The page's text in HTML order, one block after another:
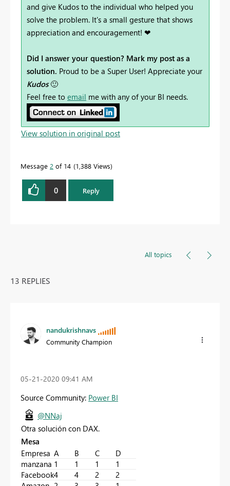
and give Kudos to the individual who helped you
solve the problem. It's a small gesture that shows
appreciation and encouragement! ❤
Did I answer your question? Mark my post as a
solution. Proud to be a Super User! Appreciate your
Kudos 🙂
Feel free to email me with any of your BI needs.
View solution in original post
Message 2 of 14 1,388 Views
0 Reply
All topics
13 REPLIES
nandukrishnavs
Community Champion
‎05-21-2020 09:41 AM
Source Community: Power BI
@NNaj
Otra solución con DAX.
Mesa
Empresa A B C
D
manzana 1 1 1
1
Facebook4 4 2
2